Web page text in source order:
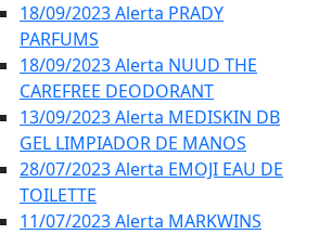
18/09/2023 Alerta PRADY
PARFUMS
18/09/2023 Alerta NUUD THE
CAREFREE DEODORANT
13/09/2023 Alerta MEDISKIN DB
GEL LIMPIADOR DE MANOS
28/07/2023 Alerta EMOJI EAU DE
TOILETTE
11/07/2023 Alerta MARKWINS